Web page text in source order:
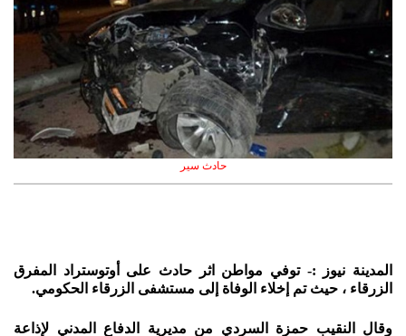
حادث سير
المدينة نيوز :- توفي مواطن اثر حادث على أوتوستراد المفرق
الزرقاء ، حيث تم إخلاء الوفاة إلى مستشفى الزرقاء الحكومي.
وقال النقيب حمزة السردي من مديرية الدفاع المدني لإذاعة